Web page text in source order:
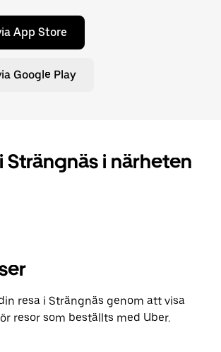
App Store
Google Play
Strängnäs i närheten
resa i Strängnäs genom att visa
resor som beställts med Uber.